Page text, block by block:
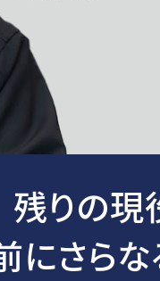
残りの現
にさら